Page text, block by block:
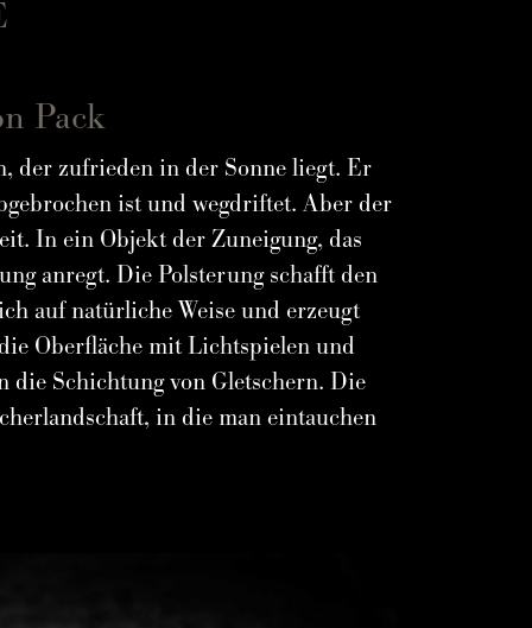
Pack
der zufrieden in der Sonne liegt. Er
ist und wegdriftet. Aber der
In ein Objekt der Zuneigung, das
anregt. Die Polsterung schafft den
auf natürliche Weise und erzeugt
Oberfläche mit Lichtspielen und
die Schichtung von Gletschern. Die
in die man eintauchen